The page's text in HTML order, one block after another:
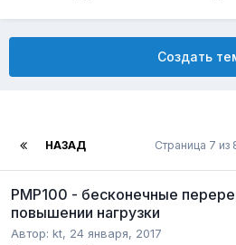
Создать
НАЗАД Страница 7 из
PMP100 - бесконечные
повышении нагрузки
Автор: kt, 24 января, 2017